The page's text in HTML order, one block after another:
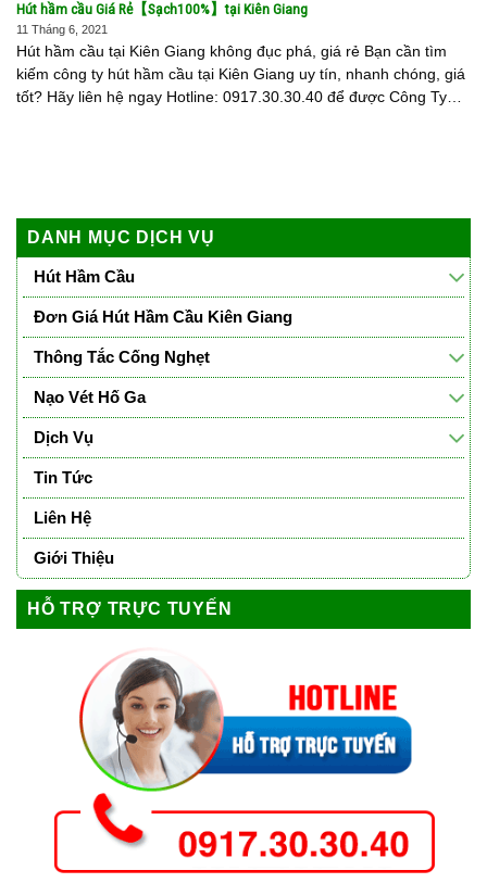
Hút hầm cầu Giá Rẻ【Sạch100%】tại Kiên Giang
11 Tháng 6, 2021
Hút hầm cầu tại Kiên Giang không đục phá, giá rẻ Bạn cần tìm
kiếm công ty hút hầm cầu tại Kiên Giang uy tín, nhanh chóng, giá
tốt? Hãy liên hệ ngay Hotline: 0917.30.30.40 để được Công Ty
DANH MỤC DỊCH VỤ
Hút Hầm Cầu
Đơn Giá Hút Hầm Cầu Kiên Giang
Thông Tắc Cống Nghẹt
Nạo Vét Hố Ga
Dịch Vụ
Tin Tức
Liên Hệ
Giới Thiệu
HỖ TRỢ TRỰC TUYẾN